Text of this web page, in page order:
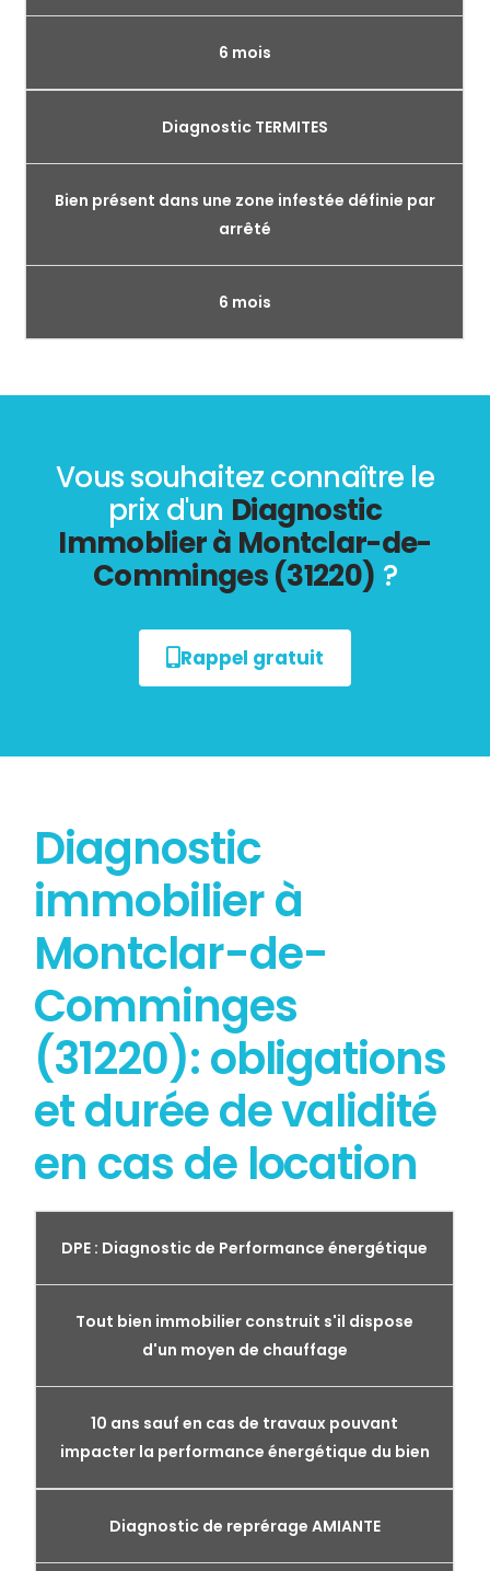
6 mois
Diagnostic TERMITES
Bien présent dans une zone infestée définie par
arrêté
6 mois
Vous souhaitez connaître le
prix d'un Diagnostic
Immoblier à Montclar-de-
Comminges (31220) ?
Rappel gratuit
Diagnostic
immobilier à
Montclar-de-
Comminges
(31220): obligations
et durée de validité
en cas de location
DPE : Diagnostic de Performance énergétique
Tout bien immobilier construit s'il dispose
d'un moyen de chauffage
10 ans sauf en cas de travaux pouvant
impacter la performance énergétique du bien
Diagnostic de reprérage AMIANTE